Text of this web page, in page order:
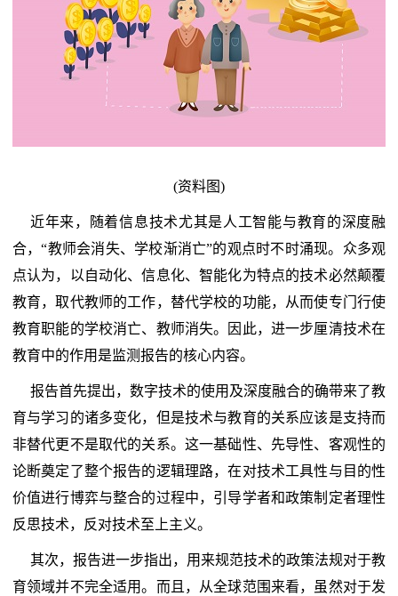
(资料图)
近年来，随着信息技术尤其是人工智能与教育的深度融
合，“教师会消失、学校渐消亡”的观点时不时涌现。众多观
点认为，以自动化、信息化、智能化为特点的技术必然颠覆
教育，取代教师的工作，替代学校的功能，从而使专门行使
教育职能的学校消亡、教师消失。因此，进一步厘清技术在
教育中的作用是监测报告的核心内容。
报告首先提出，数字技术的使用及深度融合的确带来了教
育与学习的诸多变化，但是技术与教育的关系应该是支持而
非替代更不是取代的关系。这一基础性、先导性、客观性的
论断奠定了整个报告的逻辑理路，在对技术工具性与目的性
价值进行博弈与整合的过程中，引导学者和政策制定者理性
反思技术，反对技术至上主义。
其次，报告进一步指出，用来规范技术的政策法规对于教
育领域并不完全适用。而且，从全球范围来看，虽然对于发